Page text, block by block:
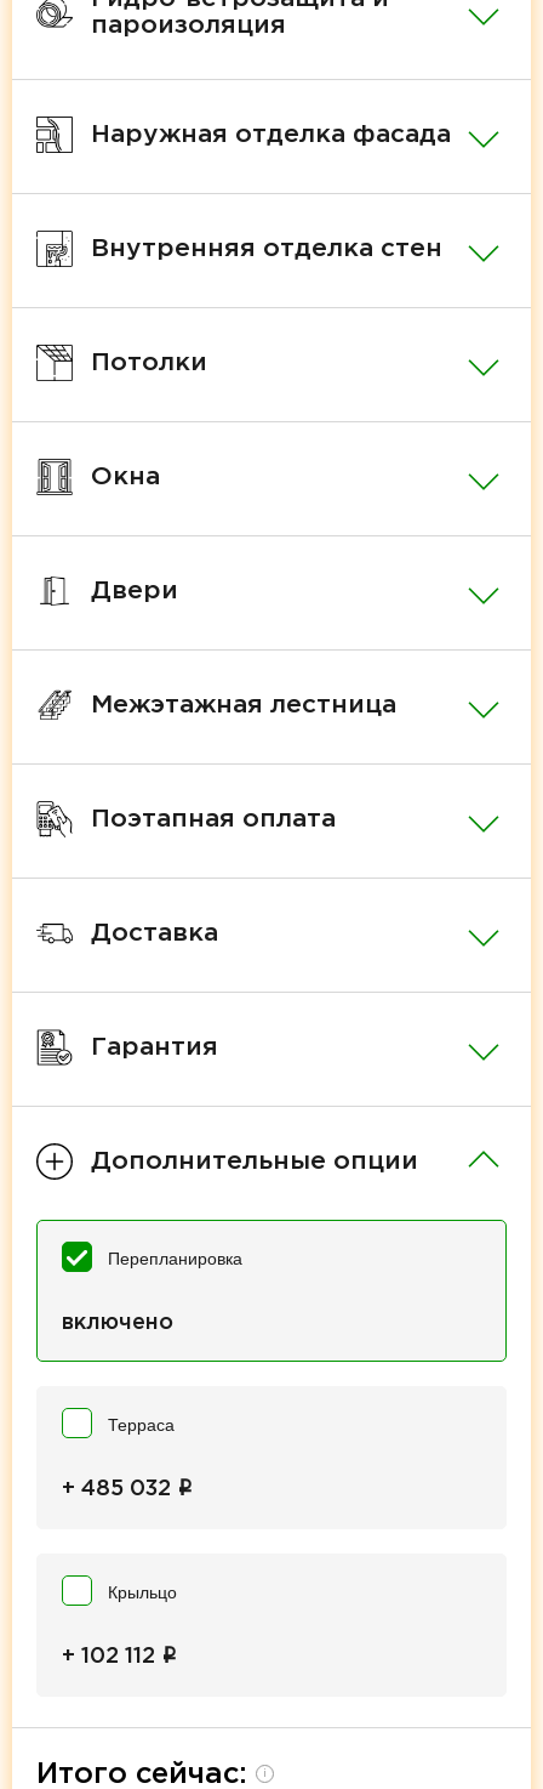
пароизоляция
Наружная отделка фасада
Внутренняя отделка стен
Потолки
Окна
Двери
Межэтажная лестница
Поэтапная оплата
Доставка
Гарантия
Дополнительные опции
Перепланировка
включено
Терраса
+ 485 032 i
Крыльцо
+ 102 112 i
Итого сейчас: i